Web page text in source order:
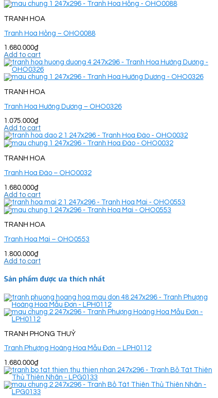
TRANH HOA
Tranh Hoa Hồng – OHO0088
1.680.000₫
Add to cart
TRANH HOA
Tranh Hoa Hướng Dương – OHO0326
1.075.000₫
Add to cart
TRANH HOA
Tranh Hoa Đào – OHO0032
1.680.000₫
Add to cart
TRANH HOA
Tranh Hoa Mai – OHO0553
1.800.000₫
Add to cart
Sản phẩm được ưa thích nhất
TRANH PHONG THUỶ
Tranh Phượng Hoàng Hoa Mẫu Đơn – LPH0112
1.680.000₫